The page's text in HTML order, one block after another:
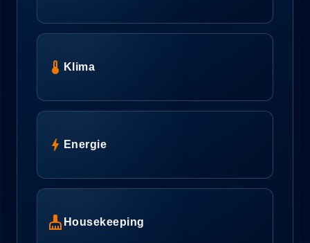
device_thermostat Klima
bolt Energie
cleaning_services Housekeeping